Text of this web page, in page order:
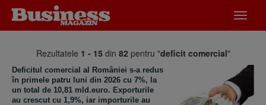
meniu
Rezultatele 1 - 15 din 82 pentru "deficit comercial"
Deficitul comercial al României s-a redus
în primele patru luni din 2026 cu 7%, la
un total de 10,81 mld.euro. Exporturile
au crescut cu 1,9%, iar importurile au